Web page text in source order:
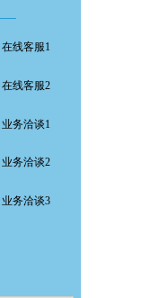
在线客服1
在线客服2
业务洽谈1
业务洽谈2
业务洽谈3